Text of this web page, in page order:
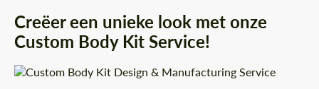
Creëer een unieke look met onze
Custom Body Kit Service!